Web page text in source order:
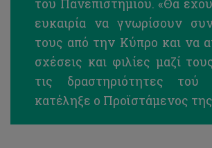
του Πανεπιστημίου. «Θα
ευκαιρία να γνωρίσουν
τους από την Κύπρο και να
σχέσεις και φιλίες μαζί
τις δραστηριότητες τού
κατέληξε ο Προϊστάμενος